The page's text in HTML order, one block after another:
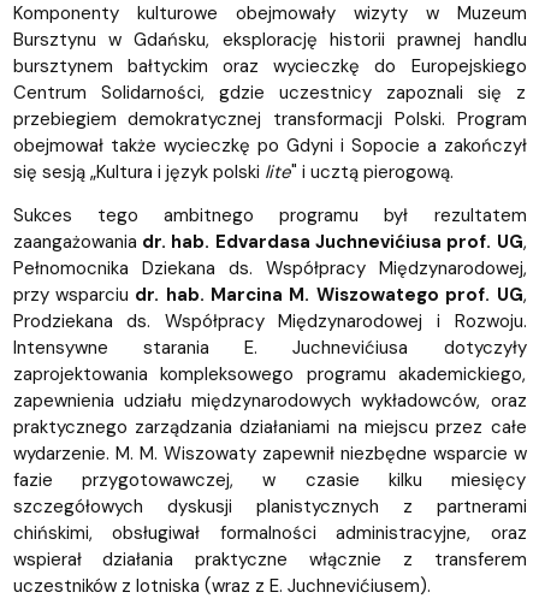
Komponenty kulturowe obejmowały wizyty w Muzeum
Bursztynu w Gdańsku, eksplorację historii prawnej handlu
bursztynem bałtyckim oraz wycieczkę do Europejskiego
Centrum Solidarności, gdzie uczestnicy zapoznali się z
przebiegiem demokratycznej transformacji Polski. Program
obejmował także wycieczkę po Gdyni i Sopocie a zakończył
się sesją „Kultura i język polski lite" i ucztą pierogową.
Sukces tego ambitnego programu był rezultatem
zaangażowania dr. hab. Edvardasa Juchnevićiusa prof. UG,
Pełnomocnika Dziekana ds. Współpracy Międzynarodowej,
przy wsparciu dr. hab. Marcina M. Wiszowatego prof. UG,
Prodziekana ds. Współpracy Międzynarodowej i Rozwoju.
Intensywne starania E. Juchnevićiusa dotyczyły
zaprojektowania kompleksowego programu akademickiego,
zapewnienia udziału międzynarodowych wykładowców, oraz
praktycznego zarządzania działaniami na miejscu przez całe
wydarzenie. M. M. Wiszowaty zapewnił niezbędne wsparcie w
fazie przygotowawczej, w czasie kilku miesięcy
szczegółowych dyskusji planistycznych z partnerami
chińskimi, obsługiwał formalności administracyjne, oraz
wspierał działania praktyczne włącznie z transferem
uczestników z lotniska (wraz z E. Juchnevićiusem).